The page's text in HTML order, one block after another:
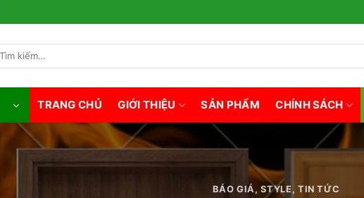
TRANG CHỦ GIỚI THIỆU SẢN PHẨM CHÍNH SÁCH
BÁO GIÁ ,STYLE , TIN TỨC